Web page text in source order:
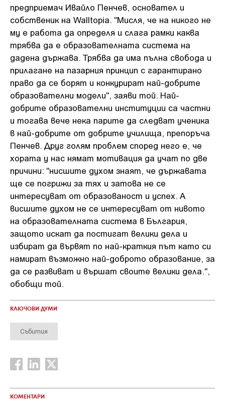
предприемач Ивайло Пенчев, основател и
собственик на Walltopia. "Мисля, че на никого не
му е работа да определя и слага рамки каква
трябва да е образователната система на
дадена държава. Трябва да има пълна свобода и
прилагане на пазарния принцип с гарантирано
право да се борят и конкурират най-добрите
образователни модели", заяви той. Най-
добрите образователни институции са частни
и тогава вече нека парите да следват ученика
в най-добрите от добрите училища, препоръча
Пенчев. Друг голям проблем според него е, че
хората у нас нямат мотивация да учат по две
причини: "нисшите духом знаят, че държавата
ще се погрижи за тях и затова не се
интересуват от образованост и успех. А
висшите духом не се интересуват от нивото
на образователната система в България,
защото искат да постигат велики дела и
избират да вървят по най-краткия път като си
намират възможно най-доброто образование, за
да се развиват и вършат своите велики дела.",
обобщи той.
КЛЮЧОВИ ДУМИ
Събития
КОМЕНТАРИ